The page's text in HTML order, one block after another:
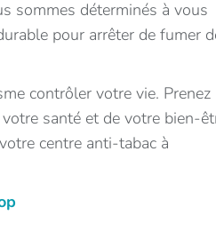
sommes déterminés à vous
pour arrêter de fumer
contrôler votre vie. Prenez
santé et de votre bien-
centre anti-tabac à